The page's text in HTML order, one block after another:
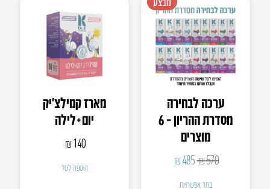
ערכה לבחירה
מסדרת ההריון – 6
מוצרים
₪570
המחיר
₪485
בחר אפשרויות
מארז קמילצ’יק
יום+לילה
₪140
הוספה לסל